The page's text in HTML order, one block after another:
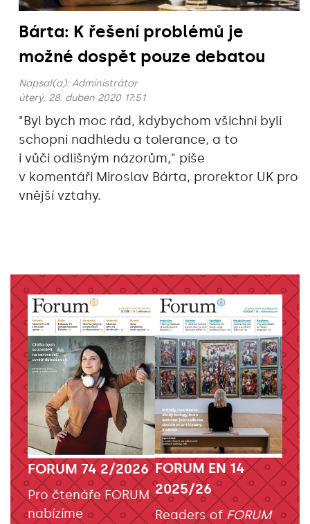
Bárta: K řešení problémů je
možné dospět pouze debatou
Napsal(a): Administrátor
úterý, 28. duben 2020 17:51
"Byl bych moc rád, kdybychom všichni byli
schopni nadhledu a tolerance, a to
i vůči odlišným názorům," píše
v komentáři Miroslav Bárta, prorektor UK pro
vnější vztahy.
FORUM 74 2/2026
Pro čtenáře FORUM
nabízíme
FORUM EN 14
2025/26
Readers of FORUM